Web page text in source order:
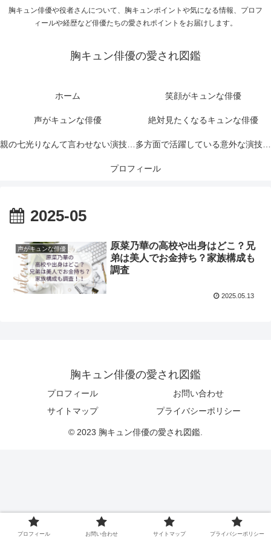
胸キュン俳優や役者さんについて、胸キュンポイントや気になる情報、プロフ
ィールや経歴など俳優たちの愛されポイントをお届けします。
胸キュン俳優の愛され図鑑
ホーム 笑顔がキュンな俳優
声がキュンな俳優 絶対見たくなるキュンな俳優
親の七光りなんて言わせない演技力多方面で活躍している意外な演技力
プロフィール
2025-05
声がキュンな俳優
原菜乃華の高校や出身はどこ？兄
弟は美人でお金持ち？家族構成も
調査
2025.05.13
胸キュン俳優の愛され図鑑
プロフィール
お問い合わせ
サイトマップ
プライバシーポリシー
© 2023 胸キュン俳優の愛され図鑑.
プロフィール お問い合わせ サイトマップ プライバシーポリシー